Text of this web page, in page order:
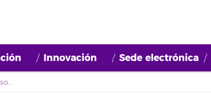
Innovación Sede electrónica
Se celebra con éxito el curso especializado en sistemas de bombeo en la Fundación General